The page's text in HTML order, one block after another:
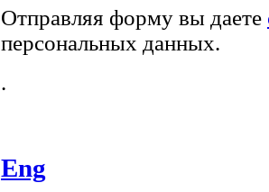
Отправляя форму вы даете
персональных данных.
.
Eng